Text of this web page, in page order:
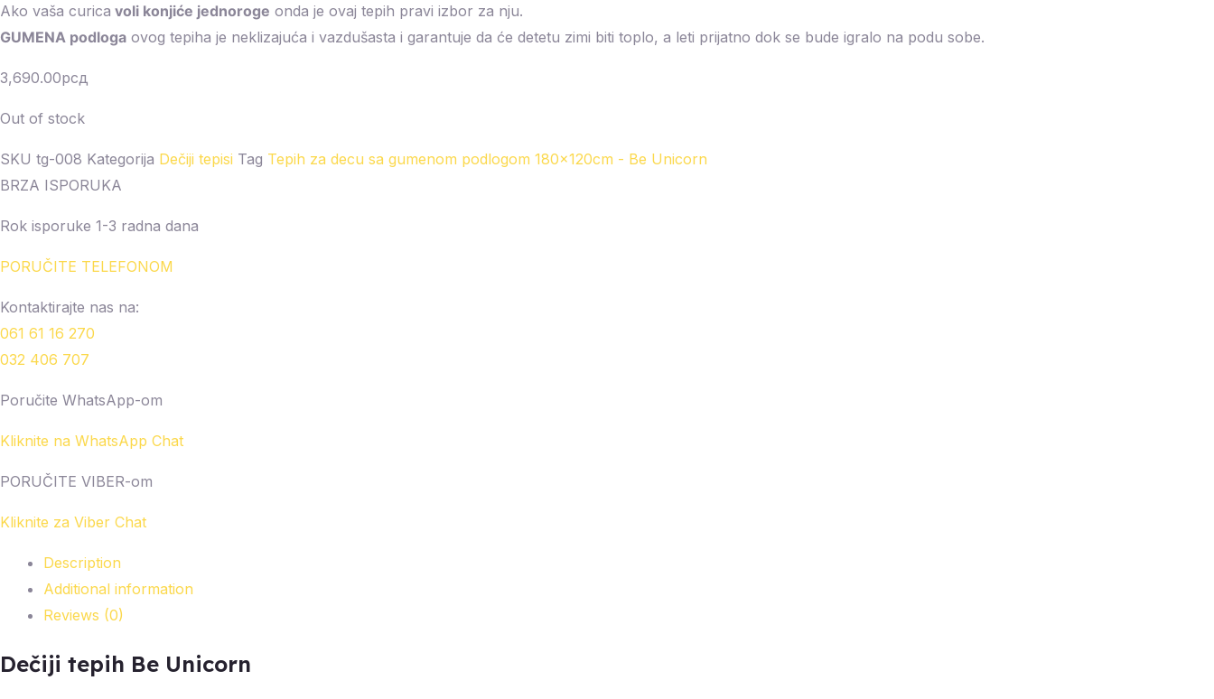
Ako vaša curica voli konjiće jednoroge onda je ovaj tepih pravi izbor za nju.
GUMENA podloga ovog tepiha je neklizajuća i vazdušasta i garantuje da će detetu zimi biti toplo, a leti prijatno dok se bude igralo na podu sobe.
3,690.00рсд
Out of stock
SKU tg-008 Kategorija Dečiji tepisi Tag Tepih za decu sa gumenom podlogom 180x120cm - Be Unicorn
BRZA ISPORUKA
Rok isporuke 1-3 radna dana
PORUČITE TELEFONOM
Kontaktirajte nas na:
061 61 16 270
032 406 707
Poručite WhatsApp-om
Kliknite na WhatsApp Chat
PORUČITE VIBER-om
Kliknite za Viber Chat
Description
Additional information
Reviews (0)
Dečiji tepih Be Unicorn